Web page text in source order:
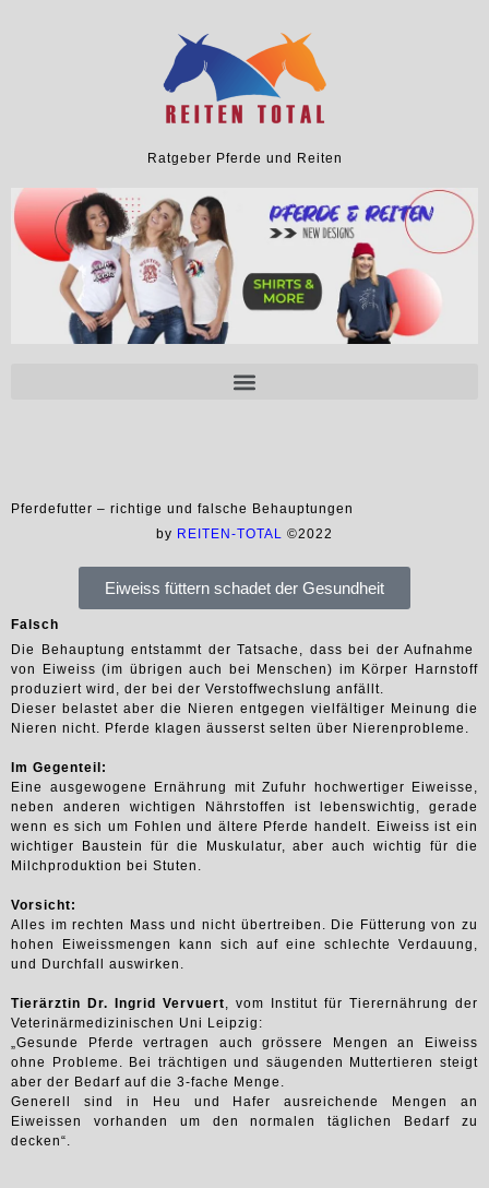
Ratgeber Pferde und Reiten
Pferdefutter – richtige und falsche Behauptungen
by REITEN-TOTAL ©2022
Eiweiss füttern schadet der Gesundheit
Falsch
Die Behauptung entstammt der Tatsache, dass bei der Aufnahme
von Eiweiss (im übrigen auch bei Menschen) im Körper Harnstoff
produziert wird, der bei der Verstoffwechslung anfällt.
Dieser belastet aber die Nieren entgegen vielfältiger Meinung die
Nieren nicht. Pferde klagen äusserst selten über Nierenprobleme.
Im Gegenteil:
Eine ausgewogene Ernährung mit Zufuhr hochwertiger Eiweisse,
neben anderen wichtigen Nährstoffen ist lebenswichtig, gerade
wenn es sich um Fohlen und ältere Pferde handelt. Eiweiss ist ein
wichtiger Baustein für die Muskulatur, aber auch wichtig für die
Milchproduktion bei Stuten.
Vorsicht:
Alles im rechten Mass und nicht übertreiben. Die Fütterung von zu
hohen Eiweissmengen kann sich auf eine schlechte Verdauung,
und Durchfall auswirken.
Tierärztin Dr. Ingrid Vervuert, vom Institut für Tierernährung der
Veterinärmedizinischen Uni Leipzig:
„Gesunde Pferde vertragen auch grössere Mengen an Eiweiss
ohne Probleme. Bei trächtigen und säugenden Muttertieren steigt
aber der Bedarf auf die 3-fache Menge.
Generell sind in Heu und Hafer ausreichende Mengen an
Eiweissen vorhanden um den normalen täglichen Bedarf zu
decken“.